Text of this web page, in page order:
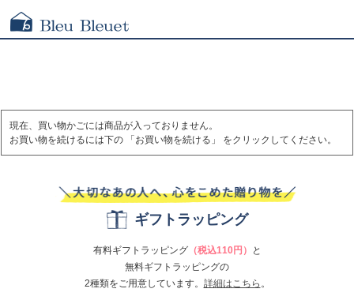
現在、買い物かごには商品が入っておりません。
お買い物を続けるには下の 「お買い物を続ける」 をクリックしてください。
ギフトラッピング
有料ギフトラッピング（税込110円）
と
無料ギフトラッピングの
2種類をご用意しています。 詳細はこちら 。